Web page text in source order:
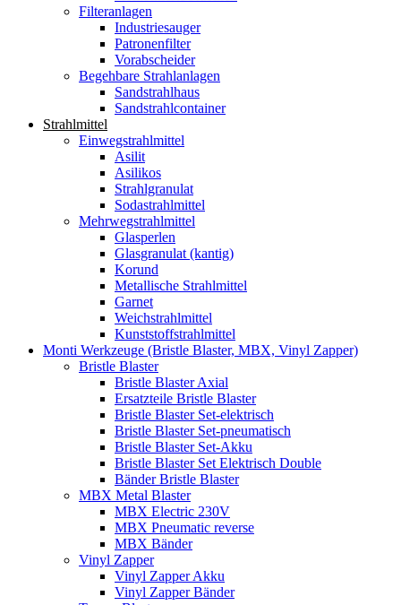
Filteranlagen
Industriesauger
Patronenfilter
Vorabscheider
Begehbare Strahlanlagen
Sandstrahlhaus
Sandstrahlcontainer
Strahlmittel
Einwegstrahlmittel
Asilit
Asilikos
Strahlgranulat
Sodastrahlmittel
Mehrwegstrahlmittel
Glasperlen
Glasgranulat (kantig)
Korund
Metallische Strahlmittel
Garnet
Weichstrahlmittel
Kunststoffstrahlmittel
Monti Werkzeuge (Bristle Blaster, MBX, Vinyl Zapper)
Bristle Blaster
Bristle Blaster Axial
Ersatzteile Bristle Blaster
Bristle Blaster Set-elektrisch
Bristle Blaster Set-pneumatisch
Bristle Blaster Set-Akku
Bristle Blaster Set Elektrisch Double
Bänder Bristle Blaster
MBX Metal Blaster
MBX Electric 230V
MBX Pneumatic reverse
MBX Bänder
Vinyl Zapper
Vinyl Zapper Akku
Vinyl Zapper Bänder